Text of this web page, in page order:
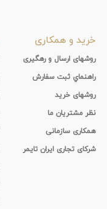
خرید و همکاری
روشهای ارسال و رهگیری
راهنماي ثبت سفارش
روشهای خرید
نظر مشتریان ما
همکاری سازمانی
شرکای تجاری ایران تایمر